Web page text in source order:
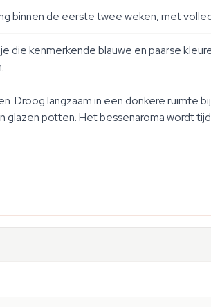
binnen de eerste twee weken, met
die kenmerkende blauwe en paarse
Droog langzaam in een donkere ruimte
potten. Het bessenaroma wordt